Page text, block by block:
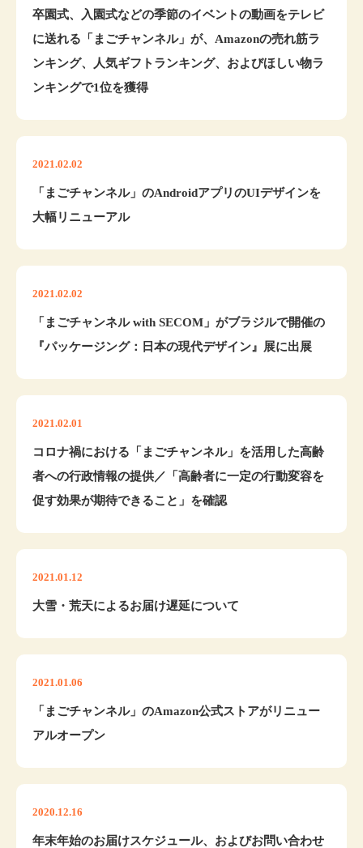
卒園式、入園式などの季節のイベントの動画をテレビ
に送れる「まごチャンネル」が、Amazonの売れ筋ラ
ンキング、人気ギフトランキング、およびほしい物ラ
ンキングで1位を獲得
2021.02.02
「まごチャンネル」のAndroidアプリのUIデザインを
大幅リニューアル
2021.02.02
「まごチャンネル with SECOM」がブラジルで開催の
『パッケージング：日本の現代デザイン』展に出展
2021.02.01
コロナ禍における「まごチャンネル」を活用した高齢
者への行政情報の提供／「高齢者に一定の行動変容を
促す効果が期待できること」を確認
2021.01.12
大雪・荒天によるお届け遅延について
2021.01.06
「まごチャンネル」のAmazon公式ストアがリニュー
アルオープン
2020.12.16
年末年始のお届けスケジュール、およびお問い合わせ